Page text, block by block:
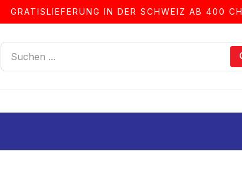
GRATISLIEFERUNG IN DER SCHWEIZ AB 400